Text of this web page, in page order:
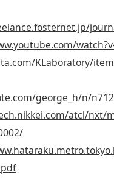
KLaboratory/
george_h/n/
atcl/nxt/